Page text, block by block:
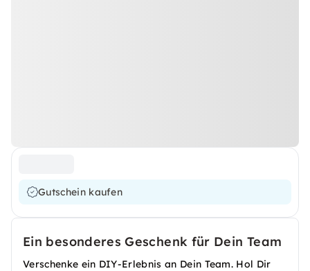
Gutschein kaufen
Ein besonderes Geschenk für Dein Team
Verschenke ein DIY-Erlebnis an Dein Team. Hol Dir